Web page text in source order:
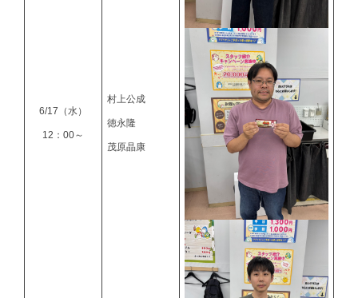
6/17（水）
12：00～
村上公成
徳永隆
茂原晶康